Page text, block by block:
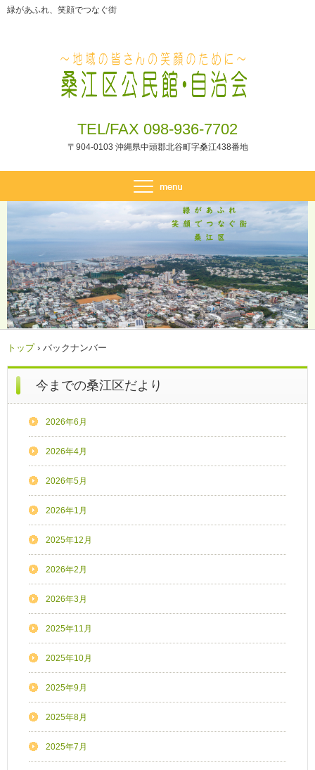
緑があふれ、笑顔でつなぐ街
TEL/FAX 098-936-7702
〒904-0103 沖縄県中頭郡北谷町字桑江438番地
トップ › バックナンバー
今までの桑江区だより
2026年6月
2026年4月
2026年5月
2026年1月
2025年12月
2026年2月
2026年3月
2025年11月
2025年10月
2025年9月
2025年8月
2025年7月